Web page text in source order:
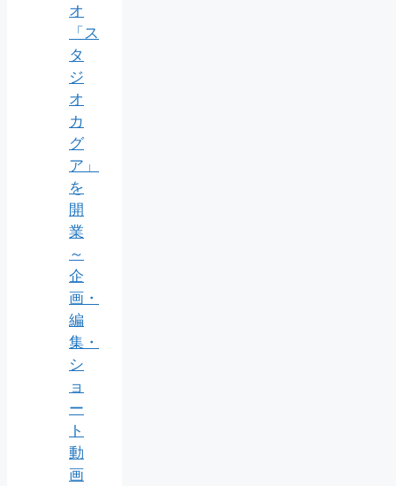
オ
「ス
タ
ジ
オ
カ
グ
ア」
を
開
業
～
企
画・
編
集・
シ
ョ
ー
ト
動
画